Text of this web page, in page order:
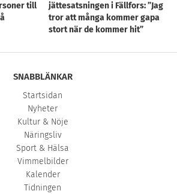
till
jättesatsningen i Fällfors: ”Jag
tror att många kommer gapa
stort när de kommer hit”
SNABBLÄNKAR
Startsidan
Nyheter
Kultur & Nöje
Näringsliv
Sport & Hälsa
Vimmelbilder
Kalender
Tidningen